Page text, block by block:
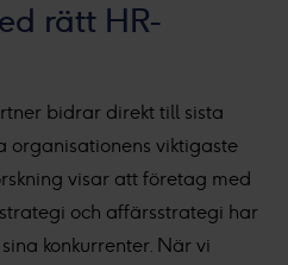
rätt HR-
bidrar direkt till sista
organisationens viktigaste
visar att företag med
och affärsstrategi har
konkurrenter. När vi